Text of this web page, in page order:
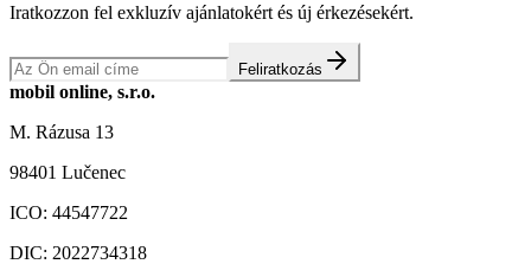
Iratkozzon fel exkluzív ajánlatokért és új érkezésekért.
Feliratkozás
mobil online, s.r.o.
M. Rázusa 13
98401 Lučenec
ICO: 44547722
DIC: 2022734318